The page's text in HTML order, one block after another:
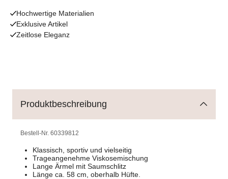
Hochwertige Materialien
Exklusive Artikel
Zeitlose Eleganz
Produktbeschreibung
Bestell-Nr. 60339812
Klassisch, sportiv und vielseitig
Trageangenehme Viskosemischung
Lange Ärmel mit Saumschlitz
Länge ca. 58 cm, oberhalb Hüfte.